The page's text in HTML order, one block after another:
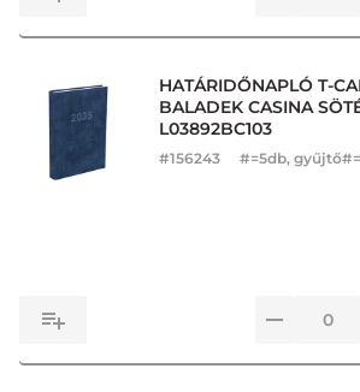
HATÁRIDŐNAPLÓ T-
BALADEK CASINA
L03892BC103
#156243 #=5db,